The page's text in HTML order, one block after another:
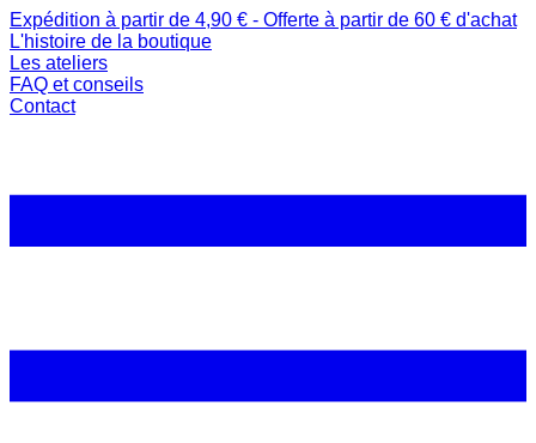
Expédition à partir de 4,90 € - Offerte à partir de 60 € d'achat
L'histoire de la boutique
Les ateliers
FAQ et conseils
Contact